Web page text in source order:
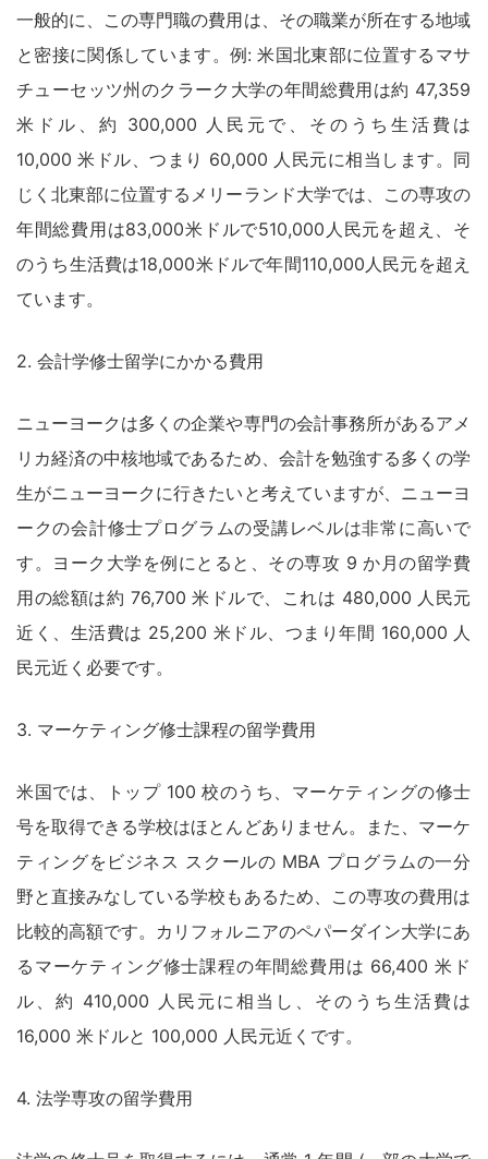
一般的に、この専門職の費用は、その職業が所在する地域
と密接に関係しています。例: 米国北東部に位置するマサ
チューセッツ州のクラーク大学の年間総費用は約 47,359
米ドル、約 300,000 人民元で、そのうち生活費は
10,000 米ドル、つまり 60,000 人民元に相当します。同
じく北東部に位置するメリーランド大学では、この専攻の
年間総費用は83,000米ドルで510,000人民元を超え、そ
のうち生活費は18,000米ドルで年間110,000人民元を超え
ています。
2. 会計学修士留学にかかる費用
ニューヨークは多くの企業や専門の会計事務所があるアメ
リカ経済の中核地域であるため、会計を勉強する多くの学
生がニューヨークに行きたいと考えていますが、ニューヨ
ークの会計修士プログラムの受講レベルは非常に高いで
す。ヨーク大学を例にとると、その専攻 9 か月の留学費
用の総額は約 76,700 米ドルで、これは 480,000 人民元
近く、生活費は 25,200 米ドル、つまり年間 160,000 人
民元近く必要です。
3. マーケティング修士課程の留学費用
米国では、トップ 100 校のうち、マーケティングの修士
号を取得できる学校はほとんどありません。また、マーケ
ティングをビジネス スクールの MBA プログラムの一分
野と直接みなしている学校もあるため、この専攻の費用は
比較的高額です。カリフォルニアのペパーダイン大学にあ
るマーケティング修士課程の年間総費用は 66,400 米ド
ル、約 410,000 人民元に相当し、そのうち生活費は
16,000 米ドルと 100,000 人民元近くです。
4. 法学専攻の留学費用